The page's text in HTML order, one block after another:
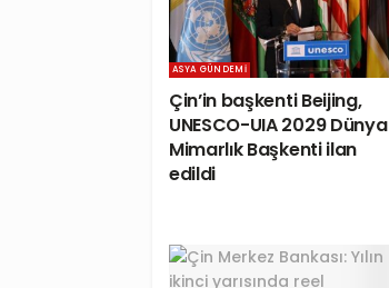
ASYA GÜNDEMI
Çin’in başkenti Beijing,
UNESCO-UIA 2029 Dünya
Mimarlık Başkenti ilan
edildi